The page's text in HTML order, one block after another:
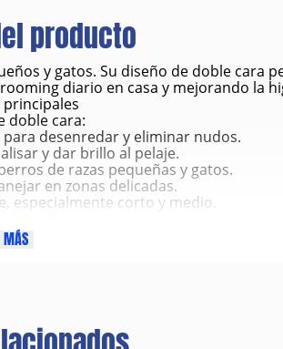
producto
y gatos. Su diseño de doble cara
diario en casa y mejorando la
doble cara:
desenredar y eliminar nudos.
y dar brillo al pelaje.
de razas pequeñas y gatos.
en zonas delicadas.
especialmente corto y medio.
durante el cepillado.
mediante un masaje suave.
MÁS